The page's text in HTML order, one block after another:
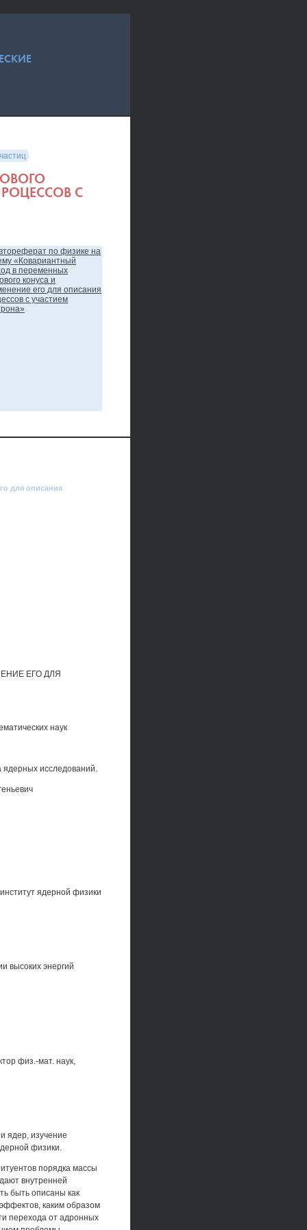
С
для описания
ЕГО ДЛЯ
наук
ядерных исследований.
ядерной физики
высоких энергий
физ.-мат. наук,
ядер, изучение
физики.
порядка массы
внутренней
быть описаны как
каким образом
перехода от адронных